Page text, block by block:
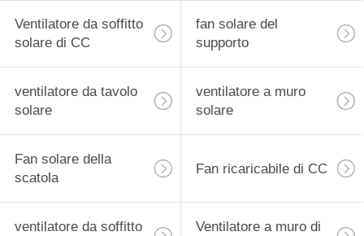
Ventilatore da soffitto
solare di CC
fan solare del
supporto
ventilatore da tavolo
solare
ventilatore a muro
solare
Fan solare della
scatola
Fan ricaricabile di CC
ventilatore da soffitto Ventilatore a muro di